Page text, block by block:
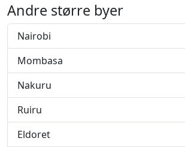
Andre større byer
Nairobi
Mombasa
Nakuru
Ruiru
Eldoret